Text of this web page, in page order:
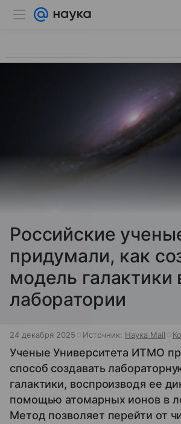
Российские
придумали, как
модель галактики
лаборатории
24 декабря 2025 Источник: Наука Mail
Ученые Университета ИТМО
способ создавать
галактики, воспроизводя ее
помощью атомарных ионов в
Метод позволяет перейти от